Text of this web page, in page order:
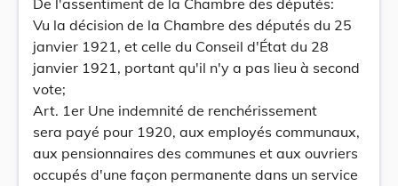
De l'assentiment de la Chambre des députés:
Vu la décision de la Chambre des députés du 25
janvier 1921, et celle du Conseil d'État du 28
janvier 1921, portant qu'il n'y a pas lieu à second
vote;
Art. 1er Une indemnité de renchérissement
sera payé pour 1920, aux employés communaux,
aux pensionnaires des communes et aux ouvriers
occupés d'une façon permanente dans un service